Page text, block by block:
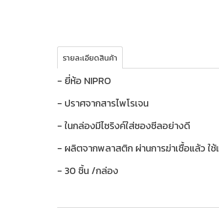
รายละเอียดสินค้า
- ยี่ห้อ NIPRO
- ปราศจากสารไพโรเจน
- ในกล่องมีไซริงค์ใส่ซองซีลอย่างดี
- ผลิตจากพลาสติก ผ่านการฆ่าเชื้อแล้ว ใ
- 30 ชิ้น /กล่อง